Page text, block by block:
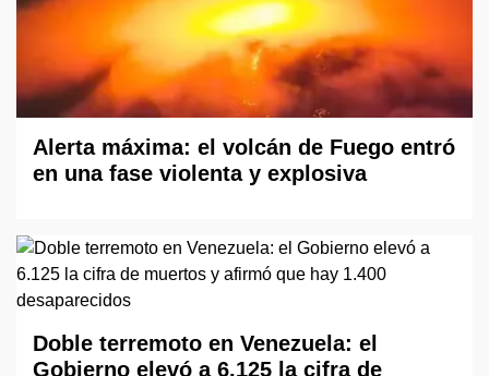
Alerta máxima: el volcán de Fuego entró
en una fase violenta y explosiva
Doble terremoto en Venezuela: el
Gobierno elevó a 6.125 la cifra de